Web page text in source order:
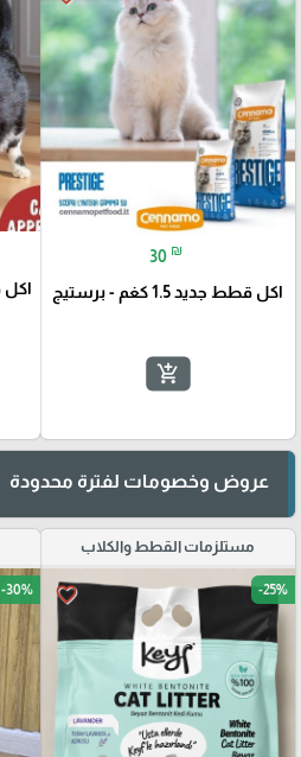
30 ₪
اكل قطط جديد 1.5 كغم - برستيج
add_shopping_cart
عروض وخصومات لفترة محدودة
مستلزمات القطط والكلاب
favorite_border -25%
-30%